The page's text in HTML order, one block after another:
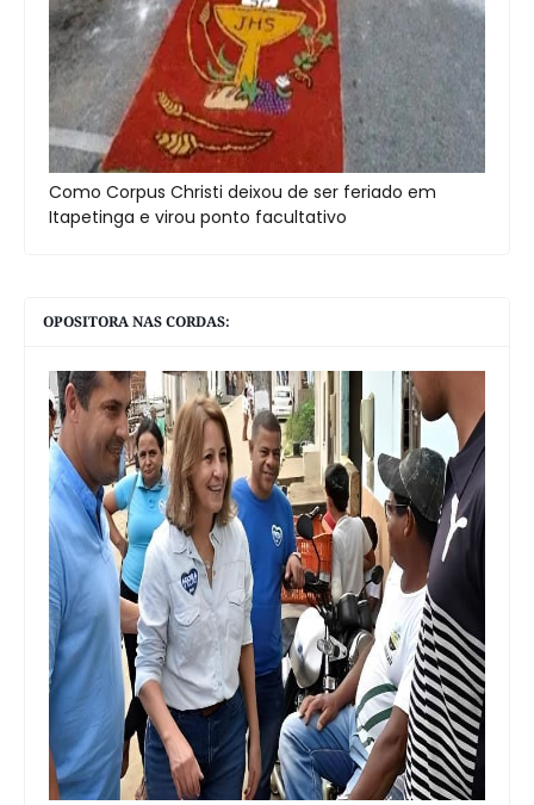
Como Corpus Christi deixou de ser feriado em
Itapetinga e virou ponto facultativo
OPOSITORA NAS CORDAS: